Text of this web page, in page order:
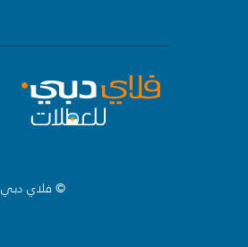
© فلاي دبي 2025. جميع الحقوق محفوظة.